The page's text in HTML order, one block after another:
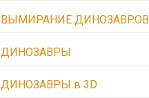
ВЫМИРАНИЕ ДИНОЗАВРОВ
ДИНОЗАВРЫ
ДИНОЗАВРЫ в 3D